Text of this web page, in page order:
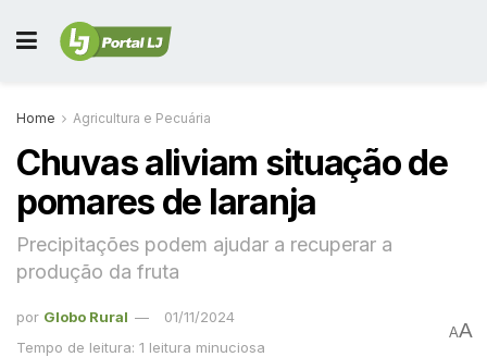
Home Agricultura e Pecuária
Chuvas aliviam situação de
pomares de laranja
Precipitações podem ajudar a recuperar a
produção da fruta
por Globo Rural
01/11/2024
Tempo de leitura: 1 leitura minuciosa
AA